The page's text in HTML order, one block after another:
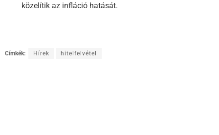
közelítik az infláció hatását.
Címkék: Hírek hitelfelvétel